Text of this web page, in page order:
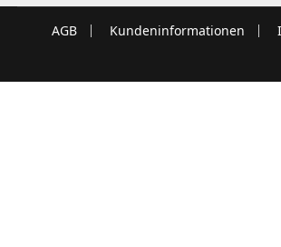
AGB Kundeninformationen